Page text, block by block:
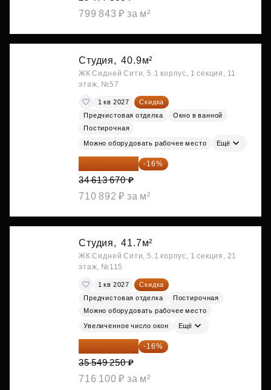
799 843 ₽ за м²
Студия, 40.9м²
ЖК Сидней Сити, 5.1 корпус, 1 секция, 11
этаж, №57
1 кв 2027
Скидка
Предчистовая отделка
Окно в ванной
Постирочная
Можно оборудовать рабочее место Ещё
29 075 483 ₽ -16%
34 613 670 ₽
710 892 ₽ за м²
Студия, 41.7м²
ЖК Сидней Сити, 5.1 корпус, 1 секция, 21
этаж, №115
1 кв 2027
Скидка
Предчистовая отделка
Постирочная
Можно оборудовать рабочее место
Увеличенное число окон Ещё
29 861 370 ₽ -16%
35 549 250 ₽
716 100 ₽ за м²